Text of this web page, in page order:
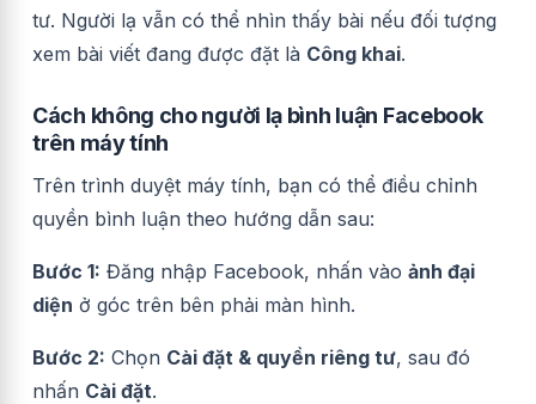
tư. Người lạ vẫn có thể nhìn thấy bài nếu đối tượng
xem bài viết đang được đặt là Công khai.
Cách không cho người lạ bình luận Facebook
trên máy tính
Trên trình duyệt máy tính, bạn có thể điều chỉnh
quyền bình luận theo hướng dẫn sau:
Bước 1: Đăng nhập Facebook, nhấn vào ảnh đại
diện ở góc trên bên phải màn hình.
Bước 2: Chọn Cài đặt & quyền riêng tư, sau đó
nhấn Cài đặt.